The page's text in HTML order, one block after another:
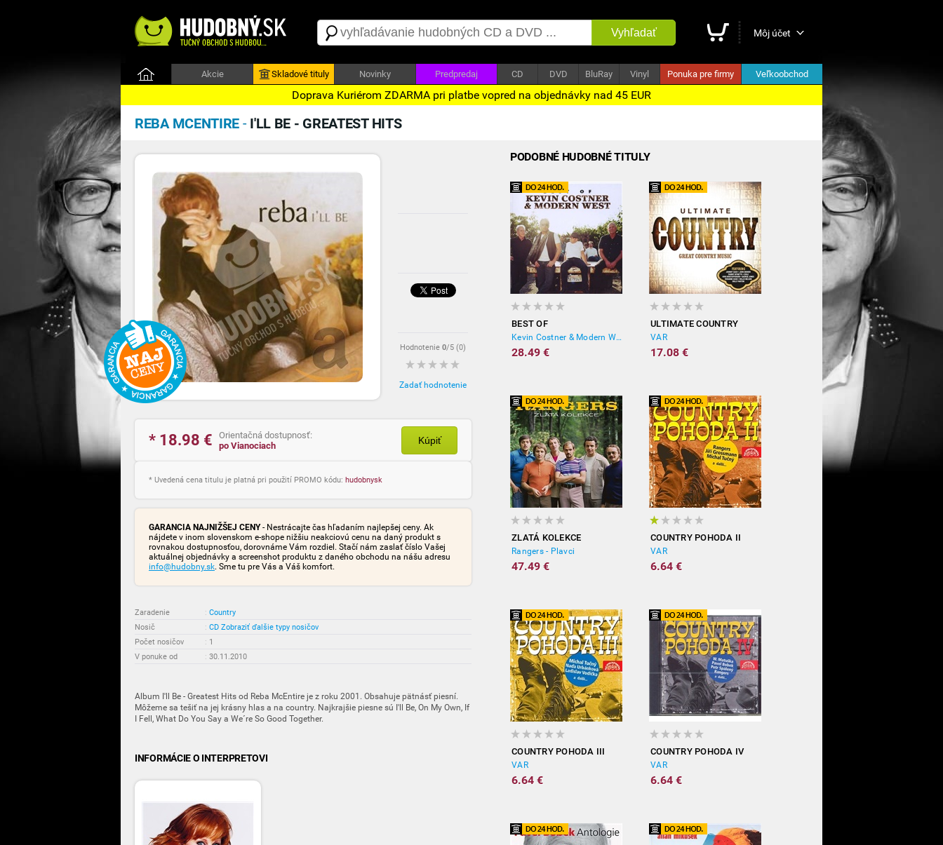
Vyhľadať Môj účet
Akcie Skladové tituly Novinky Predpredaj CD DVD BluRay Vinyl Ponuka pre firmy Veľkoobchod
Doprava Kuriérom ZDARMA pri platbe vopred na objednávky nad 45 EUR
REBA MCENTIRE - I'LL BE - GREATEST HITS
Hodnotenie 0/5 (0)
Zadať hodnotenie
* 18.98 €
Orientačná dostupnosť:
po Vianociach
Kúpiť
* Uvedená cena titulu je platná pri použití PROMO kódu: hudobnysk
GARANCIA NAJNIŽŠEJ CENY- Nestrácajte čas hľadaním najlepšej ceny. Ak
nájdete v inom slovenskom e-shope nižšiu neakciovú cenu na daný produkt s
rovnakou dostupnosťou, dorovnáme Vám rozdiel. Stačí nám zaslať číslo Vašej
aktuálnej objednávky a screenshot produktu z daného obchodu na nášu adresu
info@hudobny.sk. Sme tu pre Vás a Váš komfort.
Zaradenie : Country
Nosič
: CD Zobraziť ďalšie typy nosičov
Počet nosičov
: 1
V ponuke od
: 30.11.2010
Album I'll Be - Greatest Hits od Reba McEntire je z roku 2001. Obsahuje pätnásť piesní.
Môžeme sa tešiť na jej krásny hlas a na country. Najkrajšie piesne sú I'll Be, On My Own, If
I Fell, What Do You Say a We´re So Good Together.
INFORMÁCIE O INTERPRETOVI
PODOBNÉ HUDOBNÉ TITULY
BEST OF
Kevin Costner & Modern West
28.49 €
ULTIMATE COUNTRY
VAR
17.08 €
ZLATÁ KOLEKCE
Rangers - Plavci
47.49 €
COUNTRY POHODA II
VAR
6.64 €
COUNTRY POHODA III
VAR
6.64 €
COUNTRY POHODA IV
VAR
6.64 €